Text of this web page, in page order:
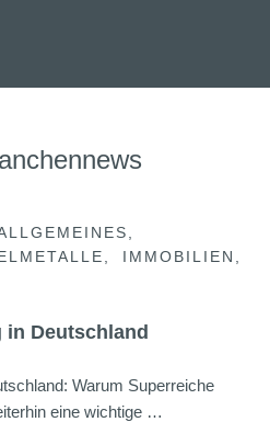
IMMOBILIEN
in Deutschland
Warum Superreiche
eine wichtige …